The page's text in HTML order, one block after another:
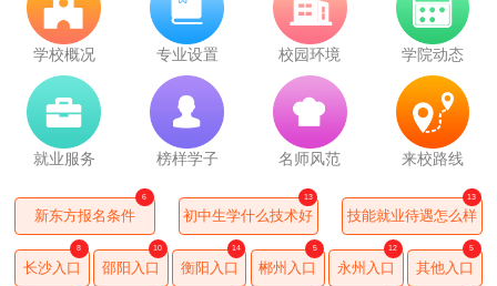
学校概况 专业设置 校园环境 学院动态
就业服务 榜样学子 名师风范 来校路线
新东方报名条件
6
初中生学什么技术好
13
技能就业待遇怎么样
13
长沙入口
8
邵阳入口
10
衡阳入口
14
郴州入口
5
永州入口
12
其他入口
5